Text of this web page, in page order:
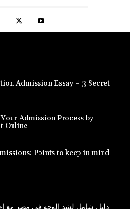
Admission Essay – 3 Secret
Admission Process by
Online
Points to keep in mind
دليل شامل لشد الوجه في مصر مع